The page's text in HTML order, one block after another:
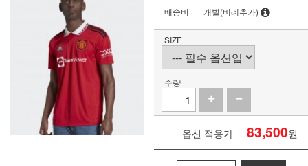
배송비
개별(비례추가)
SIZE
수량
옵션 적용가 83,500원